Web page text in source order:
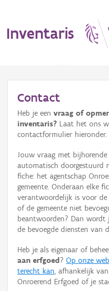
Inventaris
Erfgoedobject
Aanduidingsobject
Waarneming
Thema
Gebeurtenis
Persoon of collectief
Hergebruik
Aanmelden
Contact
Heb je een vraag of
inventaris? Laat het ons
contactformulier hieronder.
Jouw vraag met bijhorende
automatisch doorgestuurd
fiche: het agentschap
gemeente. Onderaan elke
verantwoordelijk is voor
of de gemeente niet
beantwoorden? Dan wordt
de bevoegde diensten van
Heb je als eigenaar of
aan erfgoed ? Op onze
terecht kan, afhankelijk
Onroerend Erfgoed of je